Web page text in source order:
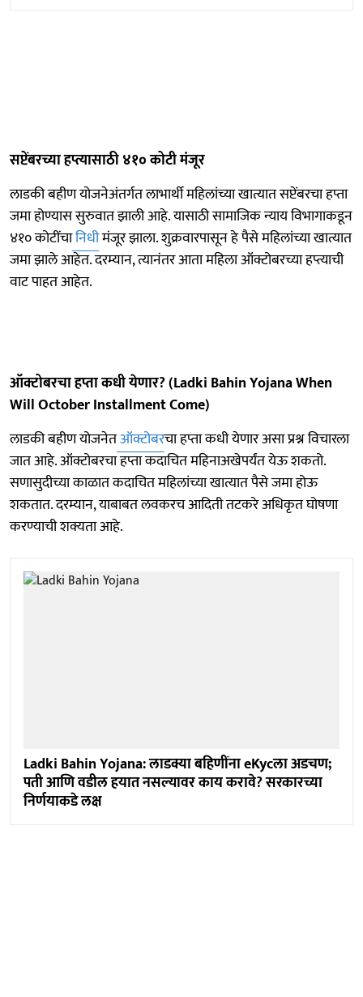
सप्टेंबरच्या हप्त्यासाठी ४१० कोटी मंजूर
लाडकी बहीण योजनेअंतर्गत लाभार्थी महिलांच्या खात्यात सप्टेंबरचा हप्ता
जमा होण्यास सुरुवात झाली आहे. यासाठी सामाजिक न्याय विभागाकडून
४१० कोटींचानिधीमंजूर झाला. शुक्रवारपासून हे पैसे महिलांच्या खात्यात
जमा झाले आहेत. दरम्यान, त्यानंतर आता महिला ऑक्टोबरच्या हप्त्याची
वाट पाहत आहेत.
ऑक्टोबरचा हप्ता कधी येणार? (Ladki Bahin Yojana When
Will October Installment Come)
लाडकी बहीण योजनेतऑक्टोबरचा हप्ता कधी येणार असा प्रश्न विचारला
जात आहे. ऑक्टोबरचा हप्ता कदाचित महिनाअखेपर्यंत येऊ शकतो.
सणासुदीच्या काळात कदाचित महिलांच्या खात्यात पैसे जमा होऊ
शकतात. दरम्यान, याबाबत लवकरच आदिती तटकरे अधिकृत घोषणा
करण्याची शक्यता आहे.
Ladki Bahin Yojana: लाडक्या बहिणींना eKycला अडचण;
पती आणि वडील हयात नसल्यावर काय करावे? सरकारच्या
निर्णयाकडे लक्ष